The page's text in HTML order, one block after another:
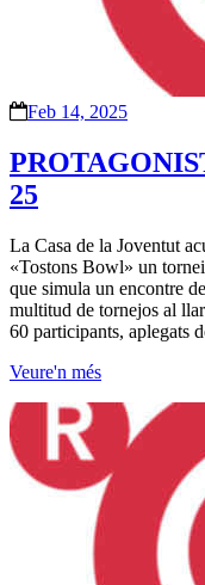
Feb 14, 2025
25
La Casa de la Joventut
«Tostons Bowl» un
que simula un encontre
multitud de tornejos al
60 participants, aplegats
Veure'n més